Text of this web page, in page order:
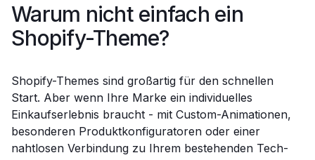
Warum nicht einfach ein
Shopify-Theme?
Shopify-Themes sind großartig für den schnellen
Start. Aber wenn Ihre Marke ein individuelles
Einkaufserlebnis braucht - mit Custom-Animationen,
besonderen Produktkonfiguratoren oder einer
nahtlosen Verbindung zu Ihrem bestehenden Tech-